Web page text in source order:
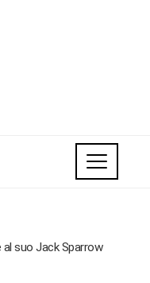
al suo Jack Sparrow